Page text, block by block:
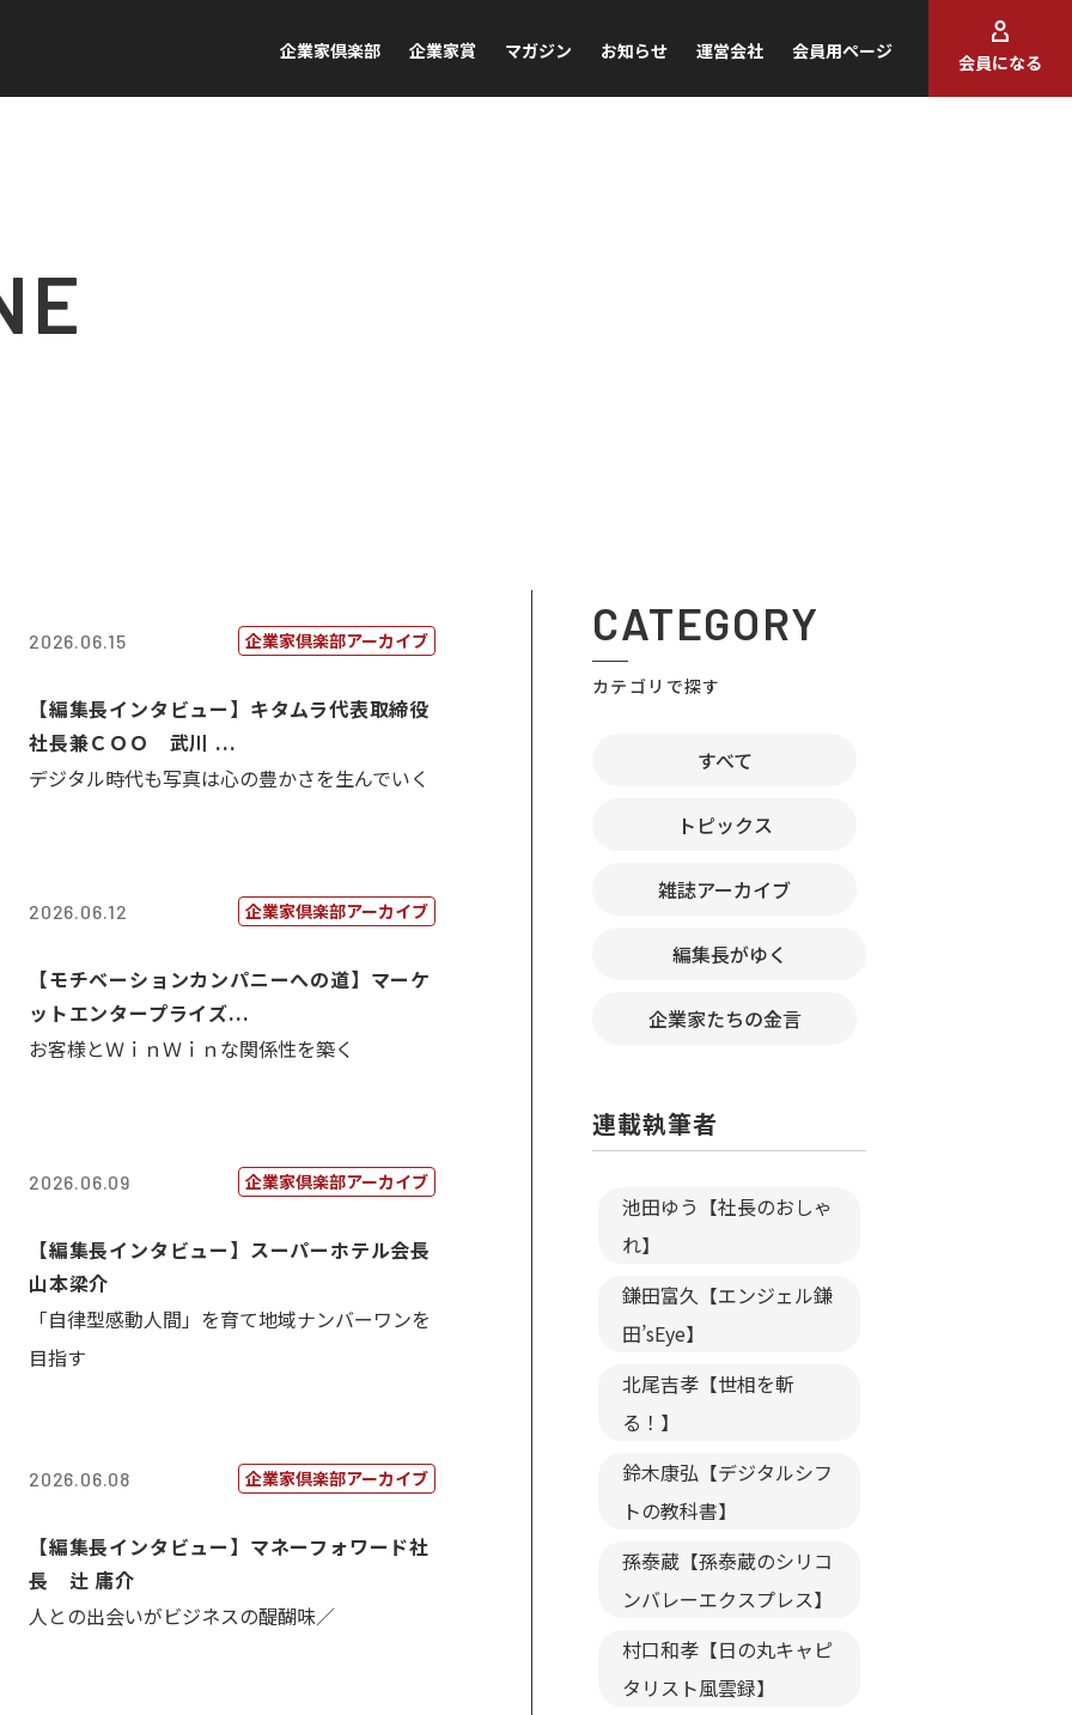
企業家倶楽部 企業家賞 マガジン お知らせ 運営会社 会員用ページ
会員になる
2026.06.15 企業家倶楽部アーカイブ
【編集長インタビュー】キタムラ代表取締役
社長兼ＣＯＯ 武川 ...
デジタル時代も写真は心の豊かさを生んでいく
2026.06.12 企業家倶楽部アーカイブ
【モチベーションカンパニーへの道】マーケ
ットエンタープライズ...
お客様とＷｉｎＷｉｎな関係性を築く
2026.06.09 企業家倶楽部アーカイブ
【編集長インタビュー】スーパーホテル会長
山本梁介
「自律型感動人間」を育て地域ナンバーワンを
目指す
2026.06.08 企業家倶楽部アーカイブ
【編集長インタビュー】マネーフォワード社
長 辻 庸介
人との出会いがビジネスの醍醐味／
CATEGORY
カテゴリで探す
すべて
トピックス
雑誌アーカイブ
編集長がゆく
企業家たちの金言
連載執筆者
池田ゆう【社長のおしゃ
れ】
鎌田富久【エンジェル鎌
田’sEye】
北尾吉孝【世相を斬
る！】
鈴木康弘【デジタルシフ
トの教科書】
孫泰蔵【孫泰蔵のシリコ
ンバレーエクスプレス】
村口和孝【日の丸キャピ
タリスト風雲録】